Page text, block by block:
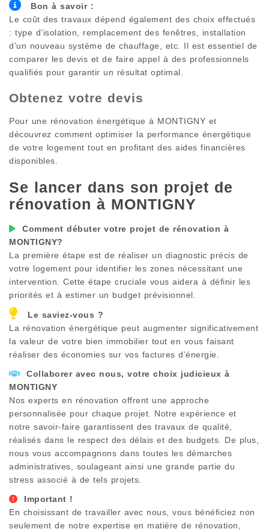
Bon à savoir :
Le coût des travaux dépend également des choix effectués
: type d’isolation, remplacement des fenêtres, installation
d’un nouveau système de chauffage, etc. Il est essentiel de
comparer les devis et de faire appel à des professionnels
qualifiés pour garantir un résultat optimal.
Obtenez votre devis
Pour une rénovation énergétique à MONTIGNY et
découvrez comment optimiser la performance énergétique
de votre logement tout en profitant des aides financières
disponibles.
Se lancer dans son projet de
rénovation à MONTIGNY
Comment débuter votre projet de rénovation à
MONTIGNY?
La première étape est de réaliser un diagnostic précis de
votre logement pour identifier les zones nécessitant une
intervention. Cette étape cruciale vous aidera à définir les
priorités et à estimer un budget prévisionnel.
Le saviez-vous ?
La rénovation énergétique peut augmenter significativement
la valeur de votre bien immobilier tout en vous faisant
réaliser des économies sur vos factures d’énergie.
Collaborer avec nous, votre choix judicieux à
MONTIGNY
Nos experts en rénovation offrent une approche
personnalisée pour chaque projet. Notre expérience et
notre savoir-faire garantissent des travaux de qualité,
réalisés dans le respect des délais et des budgets. De plus,
nous vous accompagnons dans toutes les démarches
administratives, soulageant ainsi une grande partie du
stress associé à de tels projets.
Important !
En choisissant de travailler avec nous, vous bénéficiez non
seulement de notre expertise en matière de rénovation,